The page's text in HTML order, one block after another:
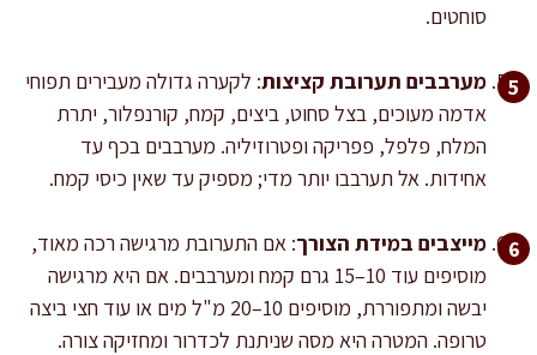
סוחטים.
מערבבים תערובת קציצות: לקערה גדולה מעבירים תפוחי
אדמה מעוכים, בצל סחוט, ביצים, קמח, קורנפלור, יתרת
המלח, פלפל, פפריקה ופטרוזיליה. מערבבים בכף עד
אחידות. אל תערבבו יותר מדי; מספיק עד שאין כיסי קמח.
מייצבים במידת הצורך: אם התערובת מרגישה רכה מאוד,
מוסיפים עוד 10–15 גרם קמח ומערבבים. אם היא מרגישה
יבשה ומתפוררת, מוסיפים 10–20 מ"ל מים או עוד חצי ביצה
טרופה. המטרה היא מסה שניתנת לכדרור ומחזיקה צורה.